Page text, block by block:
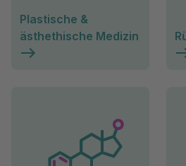
Plastische &
ästhethische Medizin